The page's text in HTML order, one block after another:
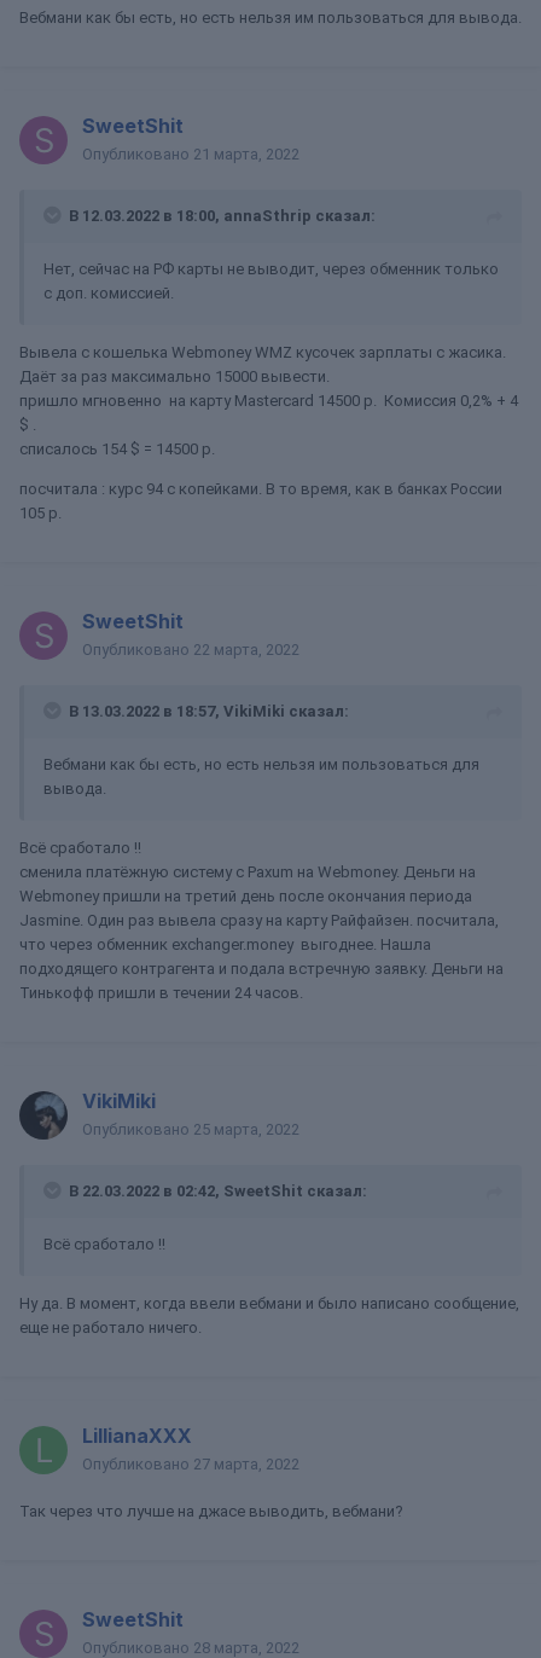
Вебмани как бы есть, но есть нельзя им пользоваться для вывода.
SweetShit
Опубликовано 21 марта, 2022
В 12.03.2022 в 18:00, annaSthrip сказал:
Нет, сейчас на РФ карты не выводит, через обменник только
с доп. комиссией.
Вывела с кошелька Webmoney WMZ кусочек зарплаты с жасика.
Даёт за раз максимально 15000 вывести.
пришло мгновенно на карту Mastercard 14500 р. Комиссия 0,2% + 4
$ .
списалось 154 $ = 14500 р.
посчитала : курс 94 с копейками. В то время, как в банках России
105 р.
SweetShit
Опубликовано 22 марта, 2022
В 13.03.2022 в 18:57, VikiMiki сказал:
Вебмани как бы есть, но есть нельзя им пользоваться для
вывода.
Всё сработало !!
сменила платёжную систему с Paxum на Webmoney. Деньги на
Webmoney пришли на третий день после окончания периода
Jasmine. Один раз вывела сразу на карту Райфайзен. посчитала,
что через обменник exchanger.money выгоднее. Нашла
подходящего контрагента и подала встречную заявку. Деньги на
Тинькофф пришли в течении 24 часов.
VikiMiki
Опубликовано 25 марта, 2022
В 22.03.2022 в 02:42, SweetShit сказал:
Всё сработало !!
Ну да. В момент, когда ввели вебмани и было написано сообщение,
еще не работало ничего.
LillianaXXX
Опубликовано 27 марта, 2022
Так через что лучше на джасе выводить, вебмани?
SweetShit
Опубликовано 28 марта, 2022